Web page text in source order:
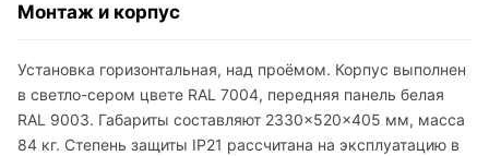
Монтаж и корпус
Установка горизонтальная, над проёмом. Корпус выполнен
в светло-сером цвете RAL 7004, передняя панель белая
RAL 9003. Габариты составляют 2330×520×405 мм, масса
84 кг. Степень защиты IP21 рассчитана на эксплуатацию в